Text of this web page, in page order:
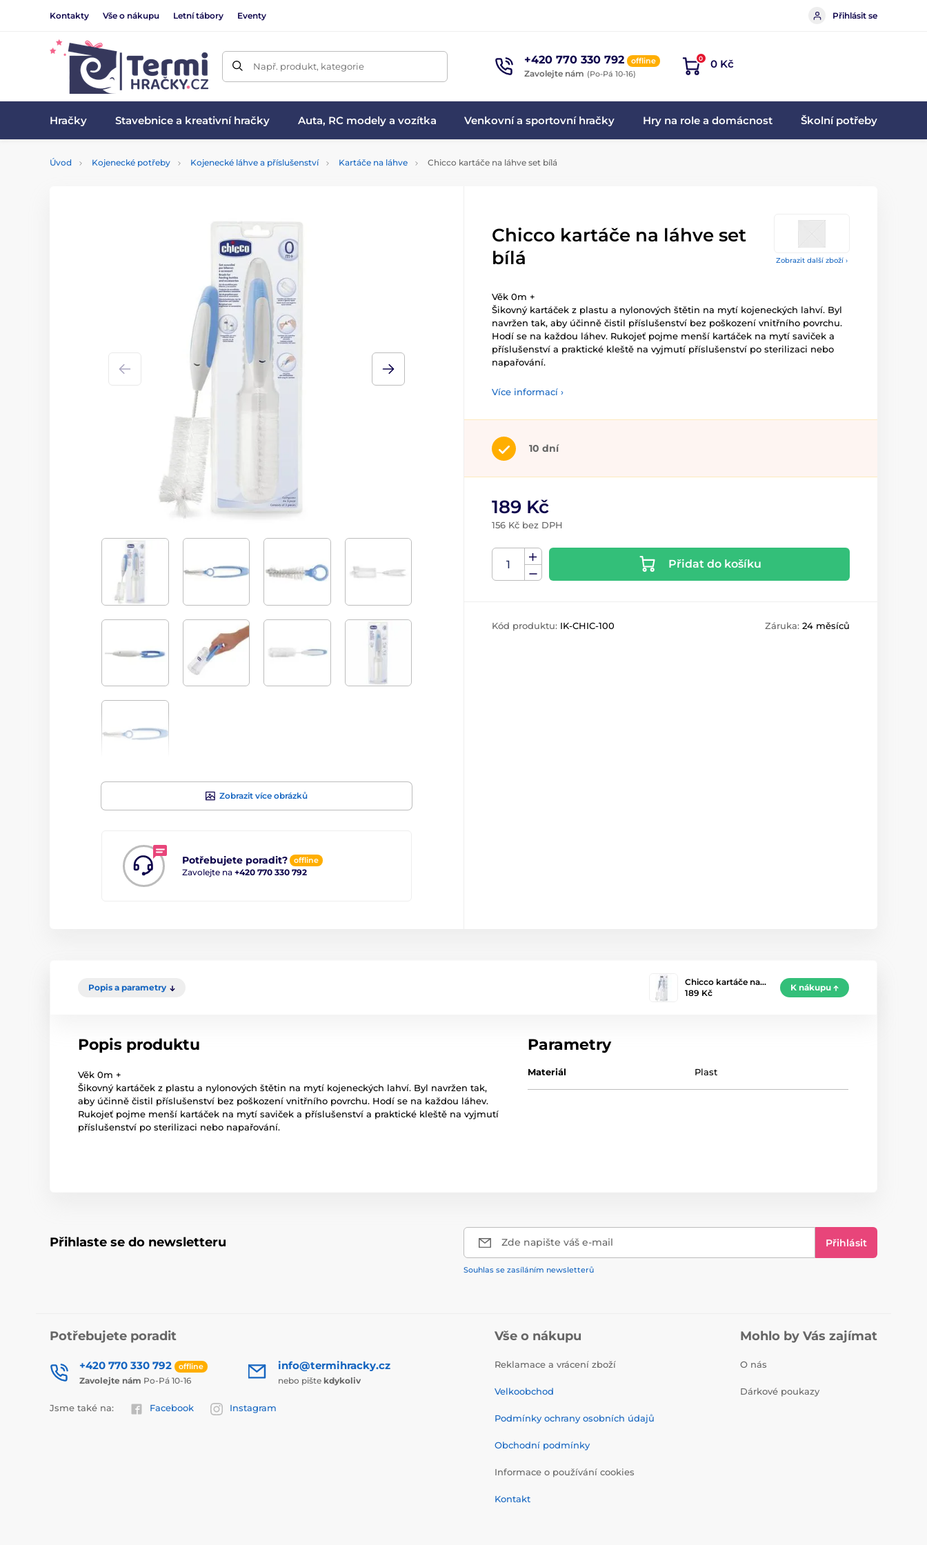
Kontakty Vše o nákupu Letní tábory Eventy Přihlásit se
Např. produkt, kategorie +420 770 330 792 offline
Zavolejte nám (Po-Pá 10-16)
0 0 Kč
Hračky Stavebnice a kreativní hračky Auta, RC modely a vozítka Venkovní a sportovní hračky Hry na role a domácnost Školní potřeby
Úvod Kojenecké potřeby Kojenecké láhve a příslušenství Kartáče na láhve Chicco kartáče na láhve set bílá
Zobrazit další zboží ›
Zobrazit více obrázků
Potřebujete poradit? offline
Zavolejte na +420 770 330 792
Chicco kartáče na láhve set
bílá
Věk 0m +
Šikovný kartáček z plastu a nylonových štětin na mytí kojeneckých lahví. Byl
navržen tak, aby účinně čistil příslušenství bez poškození vnitřního povrchu.
Hodí se na každou láhev. Rukojeť pojme menší kartáček na mytí saviček a
příslušenství a praktické kleště na vyjmutí příslušenství po sterilizaci nebo
napařování.
Více informací ›
10 dní
189 Kč
156 Kč bez DPH
Přidat do košíku
Kód produktu: IK-CHIC-100 Záruka: 24 měsíců
Popis a parametry
Chicco kartáče na…
189 Kč
K nákupu
Popis produktu
Věk 0m +
Šikovný kartáček z plastu a nylonových štětin na mytí kojeneckých lahví. Byl navržen tak,
aby účinně čistil příslušenství bez poškození vnitřního povrchu. Hodí se na každou láhev.
Rukojeť pojme menší kartáček na mytí saviček a příslušenství a praktické kleště na vyjmutí
příslušenství po sterilizaci nebo napařování.
Parametry
Materiál Plast
Přihlaste se do newsletteru Zde napište váš e-mail Přihlásit
Souhlas se zasíláním newsletterů
Potřebujete poradit
+420 770 330 792 offline
Zavolejte nám Po-Pá 10-16
info@termihracky.cz
nebo pište kdykoliv
Jsme také na: Facebook Instagram
Vše o nákupu
Reklamace a vrácení zboží
Velkoobchod
Podmínky ochrany osobních údajů
Obchodní podmínky
Informace o používání cookies
Kontakt
Mohlo by Vás zajímat
O nás
Dárkové poukazy